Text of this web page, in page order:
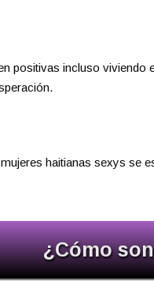
positivas incluso
haitianas sexys se
¿Cómo